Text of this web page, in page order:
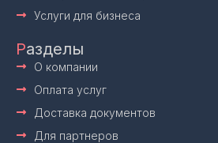
Услуги для бизнеса
Разделы
О компании
Оплата услуг
Доставка документов
Для партнеров